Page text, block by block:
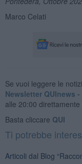
Marco Celati
Se vuoi leggere le
Newsletter QUInews
alle 20:00
Basta cliccare QUI
Ti potrebbe
Articoli dal Blog